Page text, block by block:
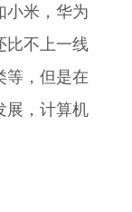
小米，华为
比不上一线
等，但是在
展，计算机